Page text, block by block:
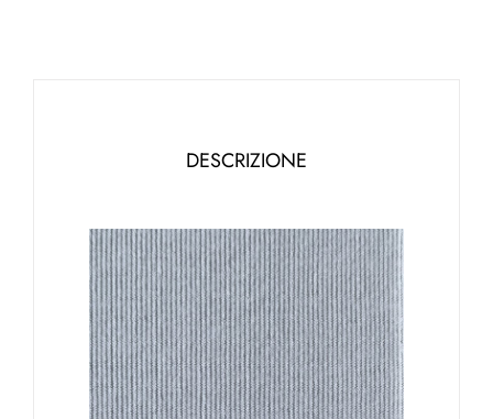
DESCRIZIONE